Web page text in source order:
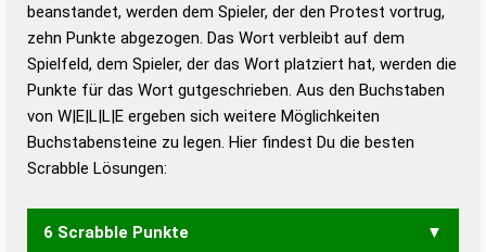
Duden – Standardwerk in 12 Bänden
Duden – Richtiges und gutes
Deutsch
Duden – Die deutsche Grammatik
Duden – Deutsches
beanstandet, werden dem Spieler, der den Protest vortrug,
zehn Punkte abgezogen. Das Wort verbleibt auf dem
Spielfeld, dem Spieler, der das Wort platziert hat, werden die
Punkte für das Wort gutgeschrieben. Aus den Buchstaben
von W|E|L|L|E ergeben sich weitere Möglichkeiten
Buchstabensteine zu legen. Hier findest Du die besten
Scrabble Lösungen:
6 Scrabble Punkte